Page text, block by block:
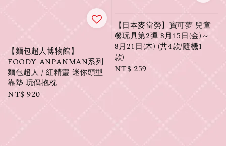
【麵包超人博物館】
FOODY ANPANMAN系列
麵包超人 / 紅精靈 迷你頭型
靠墊 玩偶抱枕
Regular
NT$ 920
【日本麥當勞】寶可夢 兒童
餐玩具第2彈 8月15日(金)～
8月21日(木) (共4款/隨機1
款)
Regular
NT$ 259